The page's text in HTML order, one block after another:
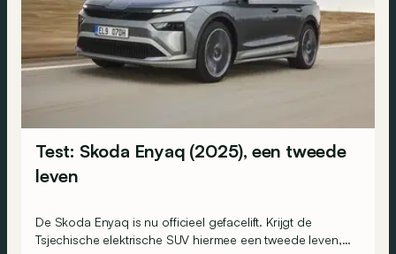
Test: Skoda Enyaq (2025), een tweede
leven
De Skoda Enyaq is nu officieel gefacelift. Krijgt de
Tsjechische elektrische SUV hiermee een tweede leven,